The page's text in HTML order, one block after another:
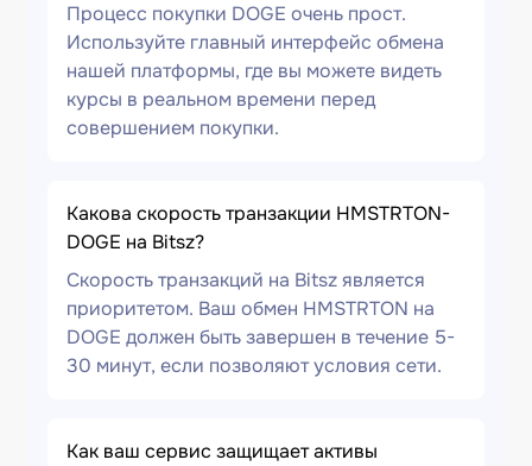
Процесс покупки DOGE очень прост.
Используйте главный интерфейс обмена
нашей платформы, где вы можете видеть
курсы в реальном времени перед
совершением покупки.
Какова скорость транзакции HMSTRTON-
DOGE на Bitsz?
Скорость транзакций на Bitsz является
приоритетом. Ваш обмен HMSTRTON на
DOGE должен быть завершен в течение 5-
30 минут, если позволяют условия сети.
Как ваш сервис защищает активы